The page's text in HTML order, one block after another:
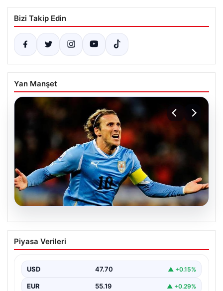
Bizi Takip Edin
Yan Manşet
06.08.2026
Diego Forlan Uruguay Milli Takımı’nın
yeni teknik direktörü oldu
Piyasa Verileri
USD 47.70 ▲ +0.15%
EUR 55.19 ▲ +0.29%